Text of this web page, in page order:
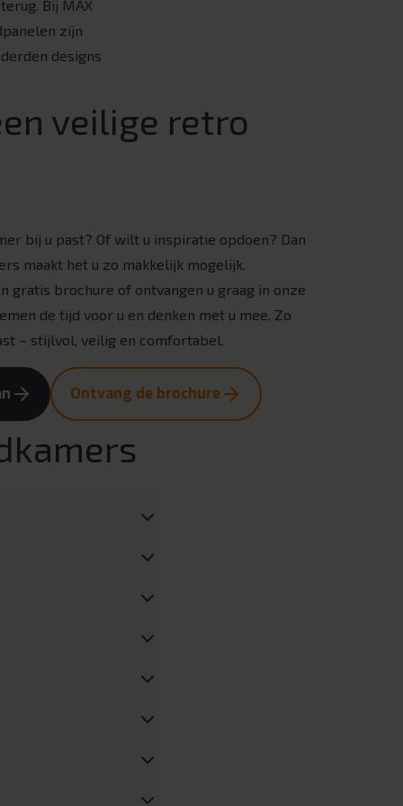
Bij MAX
zijn
designs
veilige retro
bij u past? Of wilt u inspiratie opdoen? Dan
maakt het u zo makkelijk mogelijk.
gratis brochure of ontvangen u graag in onze
de tijd voor u en denken met u mee. Zo
– stijlvol, veilig en comfortabel.
Ontvang de brochure